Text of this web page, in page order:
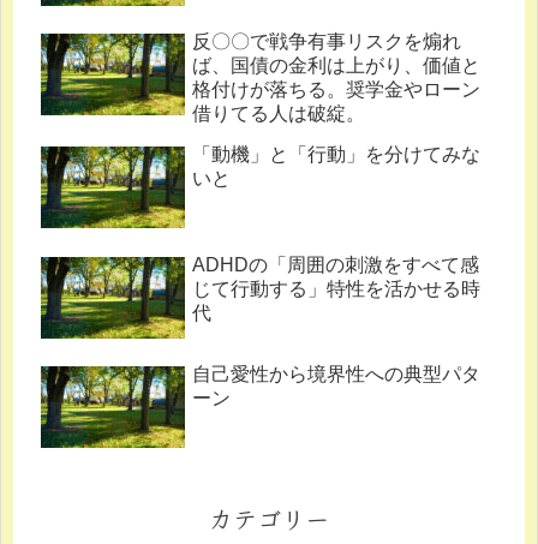
反〇〇で戦争有事リスクを煽れ
ば、国債の金利は上がり、価値と
格付けが落ちる。奨学金やローン
借りてる人は破綻。
「動機」と「行動」を分けてみな
いと
ADHDの「周囲の刺激をすべて感
じて行動する」特性を活かせる時
代
自己愛性から境界性への典型パタ
ーン
カテゴリー